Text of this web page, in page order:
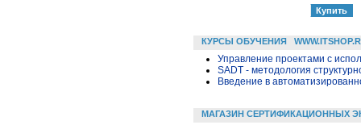
КУРСЫ ОБУЧЕНИЯ
Управление проектами с
SADT - методология
Введение в
МАГАЗИН СЕРТИФИКАЦИОННЫХ